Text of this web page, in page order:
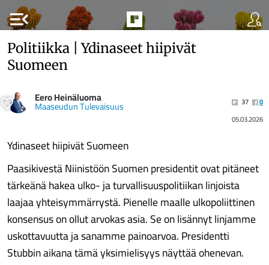
menu_open
Politiikka | Ydinaseet hiipivät
Suomeen
Eero Heinäluoma
Maaseudun Tulevaisuus 37
0
05.03.2026
Ydinaseet hiipivät Suomeen
Paasikivestä Niinistöön Suomen presidentit ovat pitäneet
tärkeänä hakea ulko- ja turvallisuuspolitiikan linjoista
laajaa yhteisymmärrystä. Pienelle maalle ulkopoliittinen
konsensus on ollut arvokas asia. Se on lisännyt linjamme
uskottavuutta ja sanamme painoarvoa. Presidentti
Stubbin aikana tämä yksimielisyys näyttää ohenevan.